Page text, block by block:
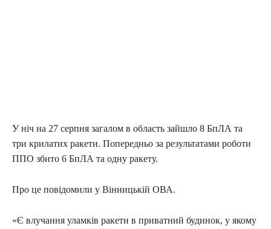
У ніч на 27 серпня загалом в область зайшло 8 БпЛА та
три крилатих ракети. Попередньо за результатами роботи
ППО збито 6 БпЛА та одну ракету.
Про це повідомили у Вінницькій ОВА.
«Є влучання уламків ракети в приватний будинок, у якому